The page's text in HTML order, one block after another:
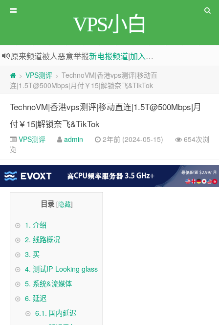
VPS小白
原来频道被人恶意举报新电报频道|加入电报群
greenwebpage|香港|日本|新加坡|美国等多地vps测评|移动直连|1Gbps带宽|年付€29
> VPS测评 > TechnoVM|香港vps测评|移动直
连|1.5T@500Mbps|月付￥15|解锁奈飞&TikTok
TechnoVM|香港vps测评|移动直连|1.5T@500Mbps|月
付￥15|解锁奈飞&TikTok
VPS测评 admin 2年前 (2024-05-15)
654次浏
览
目录 [隐藏]
1. 介绍
2. 线路概况
3. 买
4. 测试IP Looking glass
5. 系统&流媒体
6. 延迟
6.1. 国内延迟